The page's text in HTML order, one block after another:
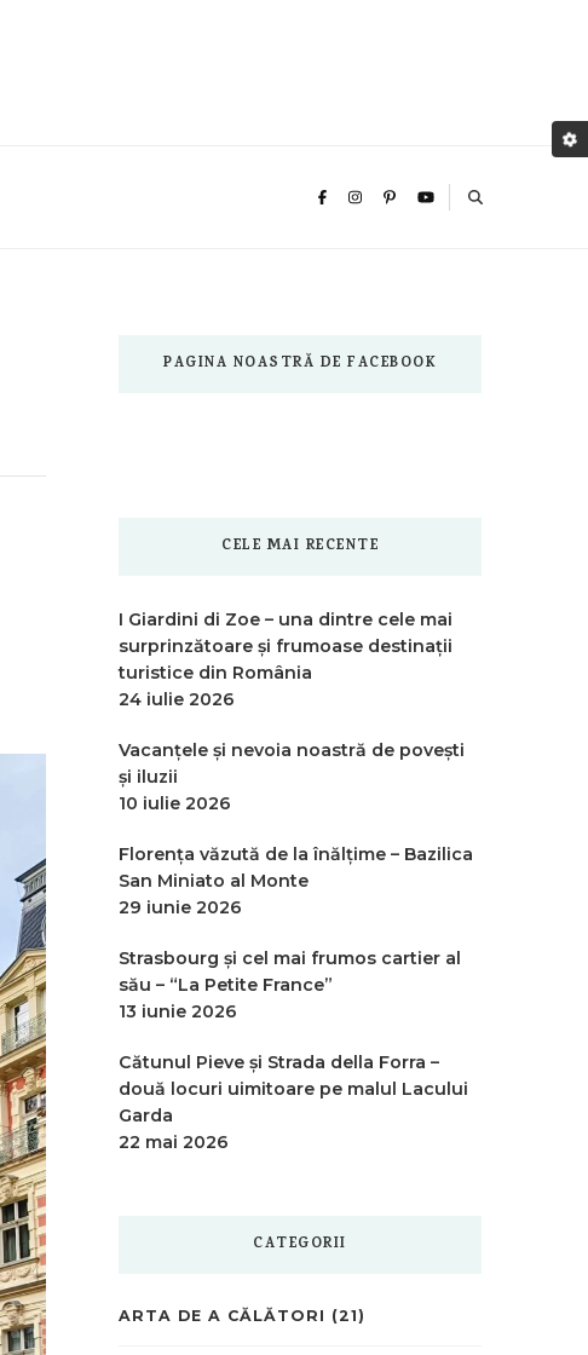
PAGINA NOASTRĂ DE FACEBOOK
CELE MAI RECENTE
I Giardini di Zoe – una dintre cele mai
surprinzătoare și frumoase destinații
turistice din România
24 iulie 2026
Vacanțele și nevoia noastră de povești
și iluzii
10 iulie 2026
Florența văzută de la înălțime – Bazilica
San Miniato al Monte
29 iunie 2026
Strasbourg și cel mai frumos cartier al
său – “La Petite France”
13 iunie 2026
Cătunul Pieve și Strada della Forra –
două locuri uimitoare pe malul Lacului
Garda
22 mai 2026
CATEGORII
ARTA DE A CĂLĂTORI (21)